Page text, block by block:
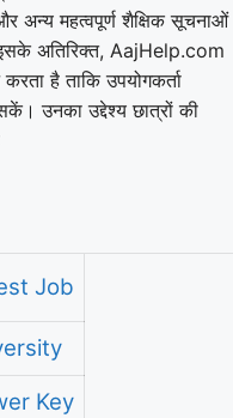
अन्य महत्वपूर्ण शैक्षिक सूचनाओं
अतिरिक्त, AajHelp.com
करता है ताकि उपयोगकर्ता
उनका उद्देश्य छात्रों की
Job
Key